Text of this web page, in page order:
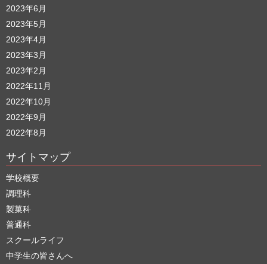
2023年6月
2023年5月
2023年4月
2023年3月
2023年2月
2022年11月
2022年10月
2022年9月
2022年8月
サイトマップ
学校概要
調理科
製菓科
普通科
スクールライフ
中学生の皆さんへ